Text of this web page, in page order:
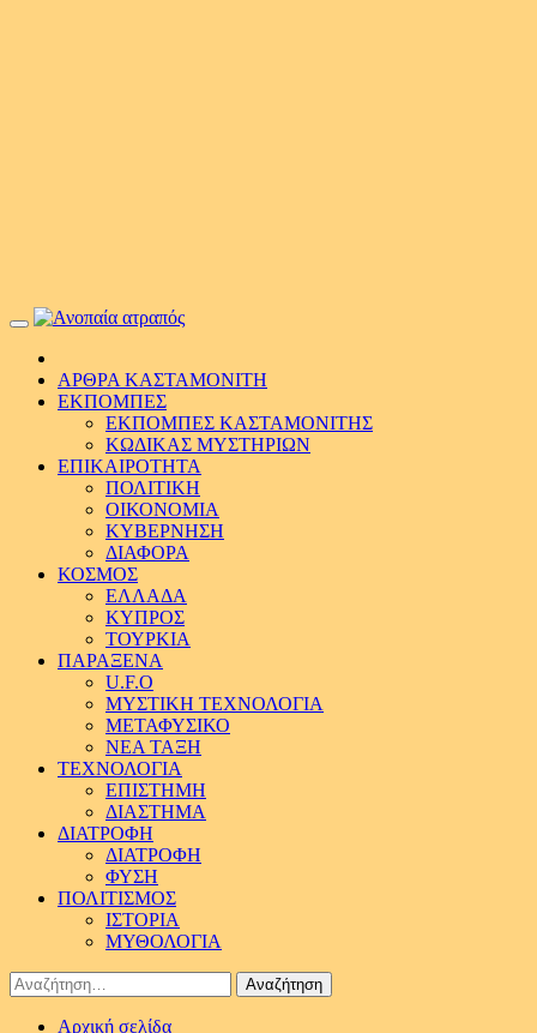
Primary
ΑΡΘΡΑ ΚΑΣΤΑΜΟΝΙΤΗ
ΕΚΠΟΜΠΕΣ
ΕΚΠΟΜΠΕΣ ΚΑΣΤΑΜΟΝΙΤΗΣ
ΚΩΔΙΚΑΣ ΜΥΣΤΗΡΙΩΝ
ΕΠΙΚΑΙΡΟΤΗΤΑ
ΠΟΛΙΤΙΚΗ
ΟΙΚΟΝΟΜΙΑ
ΚΥΒΕΡΝΗΣΗ
ΔΙΑΦΟΡΑ
ΚΟΣΜΟΣ
ΕΛΛΑΔΑ
ΚΥΠΡΟΣ
ΤΟΥΡΚΙΑ
ΠΑΡΑΞΕΝΑ
U.F.O
ΜΥΣΤΙΚΗ ΤΕΧΝΟΛΟΓΙΑ
ΜΕΤΑΦΥΣΙΚΟ
ΝΕΑ ΤΑΞΗ
ΤΕΧΝΟΛΟΓΙΑ
ΕΠΙΣΤΗΜΗ
ΔΙΑΣΤΗΜΑ
ΔΙΑΤΡΟΦΗ
ΔΙΑΤΡΟΦΗ
ΦΥΣΗ
ΠΟΛΙΤΙΣΜΟΣ
ΙΣΤΟΡΙΑ
ΜΥΘΟΛΟΓΙΑ
Αναζήτηση
για:
Αρχική σελίδα